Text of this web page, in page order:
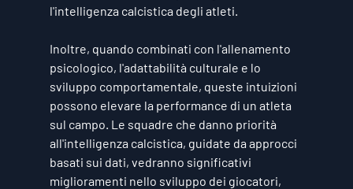
l'intelligenza calcistica degli atleti.
Inoltre, quando combinati con l'allenamento
psicologico, l'adattabilità culturale e lo
sviluppo comportamentale, queste intuizioni
possono elevare la performance di un atleta
sul campo. Le squadre che danno priorità
all'intelligenza calcistica, guidate da approcci
basati sui dati, vedranno significativi
miglioramenti nello sviluppo dei giocatori,